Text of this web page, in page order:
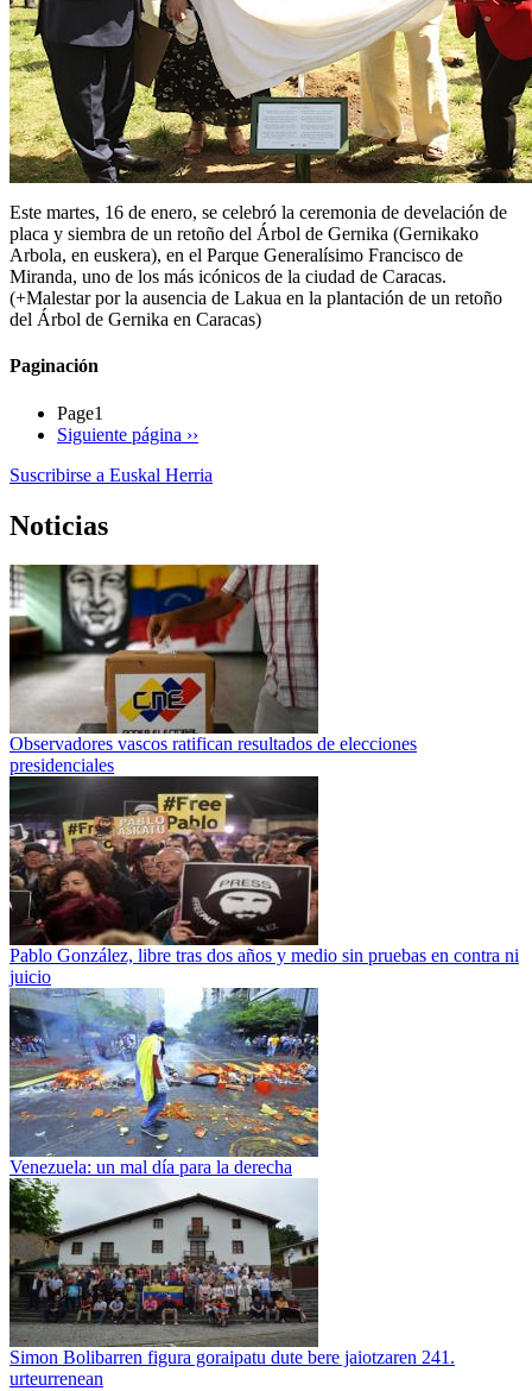
Este martes, 16 de enero, se celebró la ceremonia de develación de
placa y siembra de un retoño del Árbol de Gernika (Gernikako
Arbola, en euskera), en el Parque Generalísimo Francisco de
Miranda, uno de los más icónicos de la ciudad de Caracas.
(+Malestar por la ausencia de Lakua en la plantación de un retoño
del Árbol de Gernika en Caracas)
Paginación
Page1
Siguiente página ››
Suscribirse a Euskal Herria
Noticias
Observadores vascos ratifican resultados de elecciones
presidenciales
Pablo González, libre tras dos años y medio sin pruebas en contra ni
juicio
Venezuela: un mal día para la derecha
Simon Bolibarren figura goraipatu dute bere jaiotzaren 241.
urteurrenean